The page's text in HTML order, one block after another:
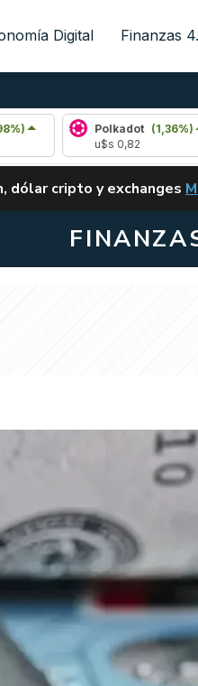
Digital Finanzas
Polkadot
(1,36%)
dólar cripto y exchanges